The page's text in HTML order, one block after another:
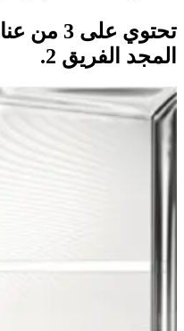
المجد الفريق 2.